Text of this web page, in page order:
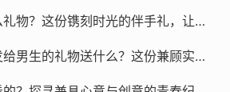
毕业给班级准备什么礼物？这份镌刻时光的伴手礼，让青春永不散场
毕业季将至，班级发给男生的礼物送什么？这份兼顾实用与情怀的青春纪念指南请查收